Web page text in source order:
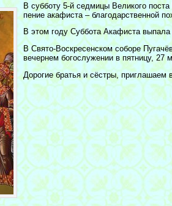
В субботу 5-й седмицы Великого
пение акафиста – благодарственной
В этом году Суббота Акафиста выпала
В Свято-Воскресенском соборе
вечернем богослужении в пятницу, 27
Дорогие братья и сёстры,